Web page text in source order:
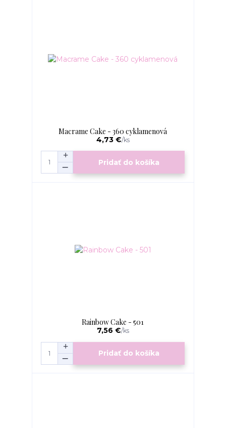
Macrame Cake - 360 cyklamenová
4,73 €/ks
Pridať do košíka
Rainbow Cake - 501
7,56 €/ks
Pridať do košíka